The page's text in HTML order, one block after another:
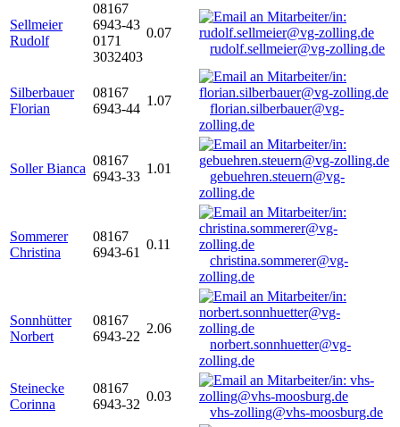
Sellmeier
Rudolf
08167
6943-43
0171
3032403
0.07
rudolf.sellmeier@vg-zolling.de
Silberbauer
Florian
08167
6943-44
1.07
florian.silberbauer@vg-
zolling.de
Soller Bianca
08167
6943-33
1.01
gebuehren.steuern@vg-
zolling.de
Sommerer
Christina
08167
6943-61
0.11
christina.sommerer@vg-
zolling.de
Sonnhütter
Norbert
08167
6943-22
2.06
norbert.sonnhuetter@vg-
zolling.de
Steinecke
Corinna
08167
6943-32
0.03
vhs-zolling@vhs-moosburg.de